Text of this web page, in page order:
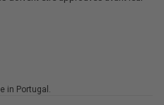
in Portugal.